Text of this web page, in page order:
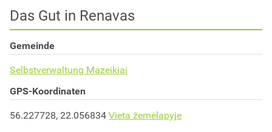
Das Gut in Renavas
Gemeinde
Selbstverwaltung Mazeikiai
GPS-Koordinaten
56.227728, 22.056834 Vieta žemėlapyje